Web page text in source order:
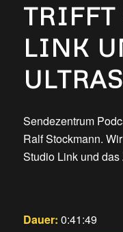
LINK
Sendezentrum
Ralf Stockmann.
Studio Link und
Dauer: 0:41:49